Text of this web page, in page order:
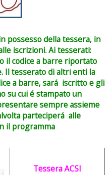
possesso della tessera, in
iscrizioni. Ai tesserati:
il codice a barre riportato
Il tesserato di altri enti la
a barre, sará iscritto e gli
su cui é stampato un
sempre assieme
parteciperá alle
il programma
Tessera ACSI